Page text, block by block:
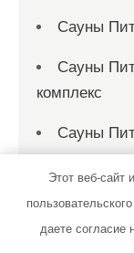
Сауны
Сауны
комплекс
Сауны
комплекс
Северный
Этот веб-сайт
даете согласие